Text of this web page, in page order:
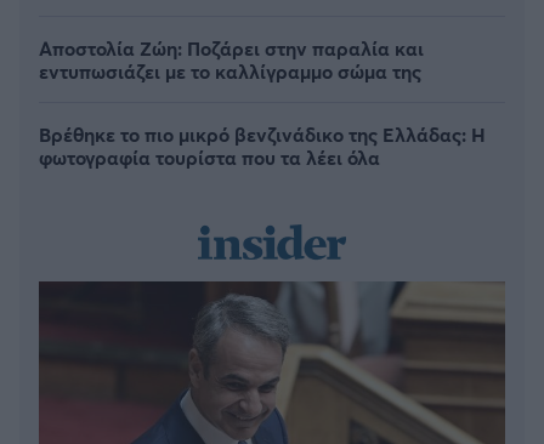
Αποστολία Ζώη: Ποζάρει στην παραλία και
εντυπωσιάζει με το καλλίγραμμο σώμα της
Βρέθηκε το πιο μικρό βενζινάδικο της Ελλάδας: Η
φωτογραφία τουρίστα που τα λέει όλα